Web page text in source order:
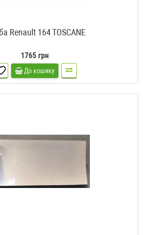
Renault 164 TOSCANE
1765 грн
До кошику